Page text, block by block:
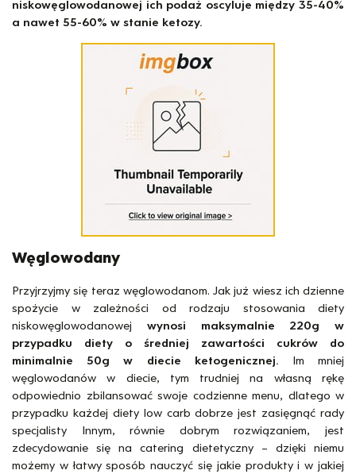
niskowęglowodanowej ich podaż oscyluje między 35-40%
a nawet 55-60% w stanie ketozy.
Węglowodany
Przyjrzyjmy się teraz węglowodanom. Jak już wiesz ich dzienne
spożycie w zależności od rodzaju stosowania diety
niskowęglowodanowej wynosi maksymalnie 220g w
przypadku diety o średniej zawartości cukrów do
minimalnie 50g w diecie ketogenicznej. Im mniej
węglowodanów w diecie, tym trudniej na własną rękę
odpowiednio zbilansować swoje codzienne menu, dlatego w
przypadku każdej diety low carb dobrze jest zasięgnąć rady
specjalisty Innym, równie dobrym rozwiązaniem, jest
zdecydowanie się na catering dietetyczny – dzięki niemu
możemy w łatwy sposób nauczyć się jakie produkty i w jakiej